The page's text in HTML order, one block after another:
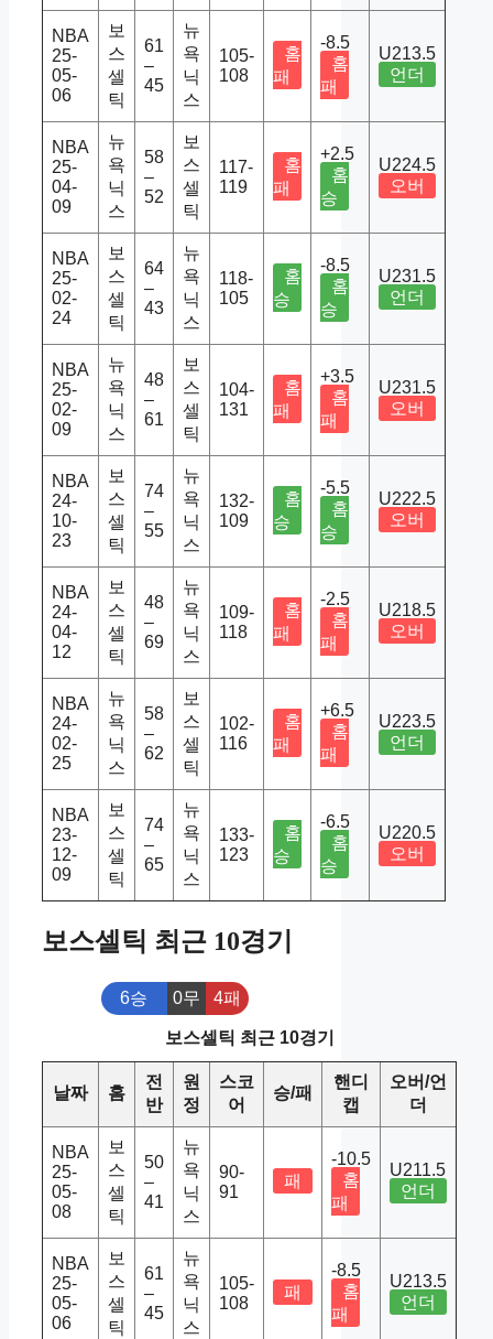
NBA
25-
05-
06
보
스
셀
틱
61
–
45
뉴
욕
닉
스
105-
108
홈
패
-8.5
홈
패
U213.5
언더
NBA
25-
04-
09
뉴
욕
닉
스
58
–
52
보
스
셀
틱
117-
119
홈
패
+2.5
홈
승
U224.5
오버
NBA
25-
02-
24
보
스
셀
틱
64
–
43
뉴
욕
닉
스
118-
105
홈
승
-8.5
홈
승
U231.5
언더
NBA
25-
02-
09
뉴
욕
닉
스
48
–
61
보
스
셀
틱
104-
131
홈
패
+3.5
홈
패
U231.5
오버
NBA
24-
10-
23
보
스
셀
틱
74
–
55
뉴
욕
닉
스
132-
109
홈
승
-5.5
홈
승
U222.5
오버
NBA
24-
04-
12
보
스
셀
틱
48
–
69
뉴
욕
닉
스
109-
118
홈
패
-2.5
홈
패
U218.5
오버
NBA
24-
02-
25
뉴
욕
닉
스
58
–
62
보
스
셀
틱
102-
116
홈
패
+6.5
홈
패
U223.5
언더
NBA
23-
12-
09
보
스
셀
틱
74
–
65
뉴
욕
닉
스
133-
123
홈
승
-6.5
홈
승
U220.5
오버
보스셀틱 최근 10경기
6승 0무 4패
보스셀틱 최근 10경기
날짜 홈
전
반
원
정
스코
어
승/패
핸디
캡
오버/언
더
NBA
25-
05-
08
보
스
셀
틱
50
–
41
뉴
욕
닉
스
90-
91
패
-10.5
홈
패
U211.5
언더
NBA
25-
05-
06
보
스
셀
틱
61
–
45
뉴
욕
닉
스
105-
108
패
-8.5
홈
패
U213.5
언더